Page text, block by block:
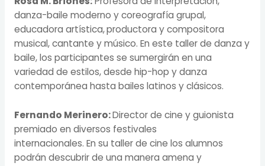
danza-baile moderno y coreografía grupal,
educadora artística,productora y compositora
musical, cantante y músico. En este taller de danza y
baile, los participantes se sumergirán en una
variedad de estilos, desde hip-hop y danza
contemporánea hasta bailes latinos y clásicos.
Fernando Merinero:Director de cine y guionista
premiado en diversos festivales
internacionales. En su taller de cine los alumnos
podrán descubrirde una manera amena y